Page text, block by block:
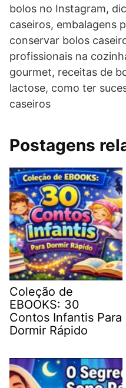
bolos no Instagram,
caseiros, embalagens
conservar bolos
profissionais na
gourmet, receitas de
lactose, como ter
caseiros
Postagens
Coleção de
EBOOKS: 30
Contos Infantis Para
Dormir Rápido